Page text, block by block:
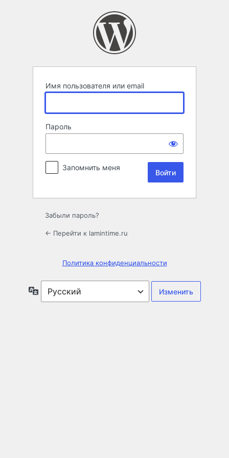
Имя пользователя или email
Пароль
Запомнить меня
Забыли пароль?
← Перейти к lamintime.ru
Политика конфиденциальности
Язык